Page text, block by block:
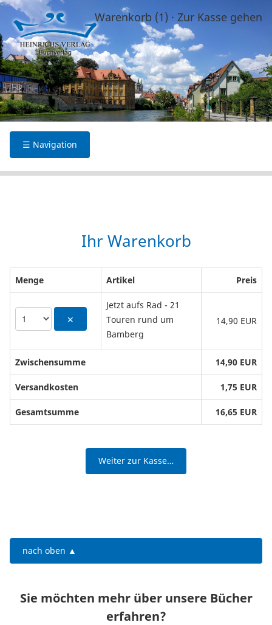
Warenkorb (1) · Zur Kasse gehen
☰ Navigation
Ihr Warenkorb
Menge Artikel Preis
✕
Jetzt aufs Rad - 21
Touren rund um
Bamberg
14,90 EUR
Zwischensumme 14,90 EUR
Versandkosten 1,75 EUR
Gesamtsumme 16,65 EUR
Weiter zur Kasse…
nach oben ▲
Sie möchten mehr über unsere Bücher
erfahren?